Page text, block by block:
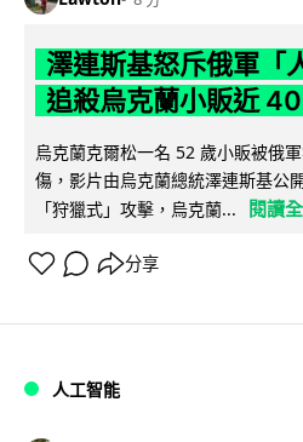
澤連斯基怒斥俄軍「
追殺烏克蘭小販近
烏克蘭克爾松一名 52 歲小販被俄
傷，影片由烏克蘭總統澤連斯基公
「狩獵式」攻擊，烏克蘭...
閱讀
分享
人工智能